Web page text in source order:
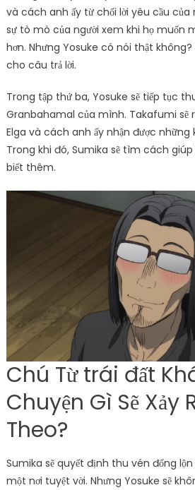
và cách anh ấy từ chối lời yêu cầu
sự tò mò của người xem khi họ muốn
hơn. Nhưng Yosuke có nói thật
cho câu trả lời.
Trong tập thứ ba, Yosuke sẽ tiếp tục
Granbahamal của mình. Takafumi sẽ
Elga và cách anh ấy nhận được
Trong khi đó, Sumika sẽ tìm cách giúp
biết thêm.
Chú Từ trái đất
Chuyện Gì Sẽ Xảy
Theo?
Sumika sẽ quyết định thu vén đống lộn
một nơi tuyệt vời. Nhưng Yosuke sẽ